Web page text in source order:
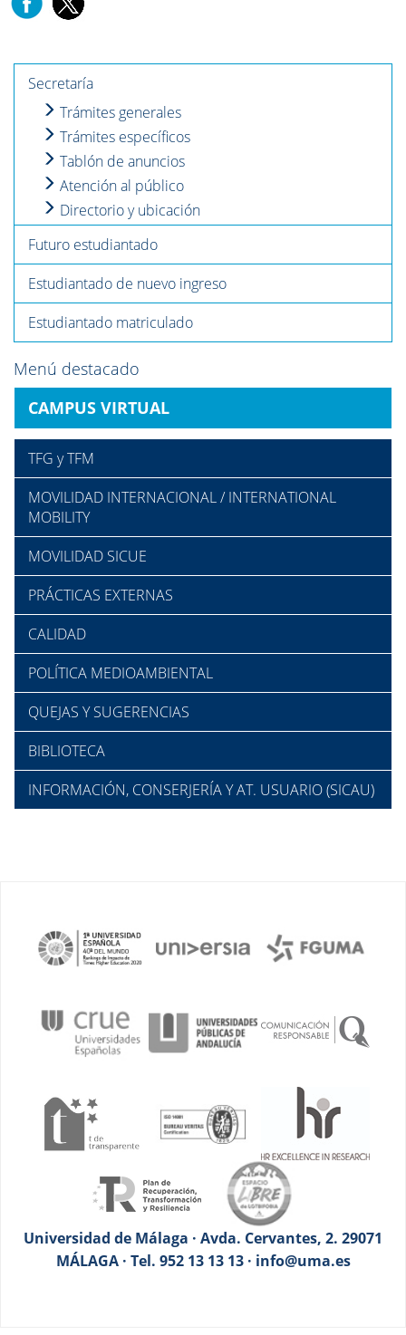
Secretaría
Trámites generales
Trámites específicos
Tablón de anuncios
Atención al público
Directorio y ubicación
Futuro estudiantado
Estudiantado de nuevo ingreso
Estudiantado matriculado
Menú destacado
CAMPUS VIRTUAL
TFG y TFM
MOVILIDAD INTERNACIONAL / INTERNATIONAL
MOBILITY
MOVILIDAD SICUE
PRÁCTICAS EXTERNAS
CALIDAD
POLÍTICA MEDIOAMBIENTAL
QUEJAS Y SUGERENCIAS
BIBLIOTECA
INFORMACIÓN, CONSERJERÍA Y AT. USUARIO (SICAU)
Universidad de Málaga · Avda. Cervantes, 2. 29071
MÁLAGA · Tel. 952 13 13 13 · info@uma.es